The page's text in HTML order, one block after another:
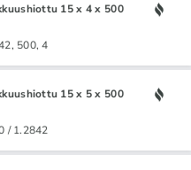
15 x 4 x 500
500, 4
15 x 5 x 500
/ 1.2842